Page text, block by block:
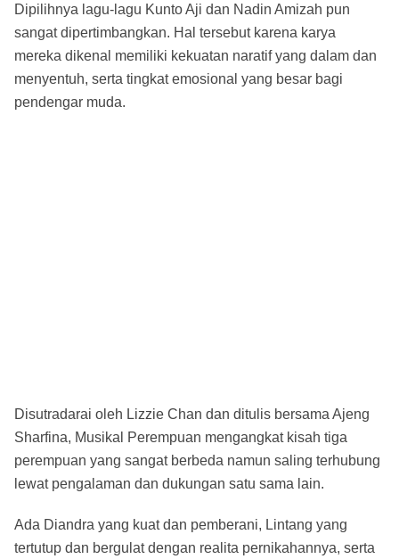
Dipilihnya lagu-lagu Kunto Aji dan Nadin Amizah pun
sangat dipertimbangkan. Hal tersebut karena karya
mereka dikenal memiliki kekuatan naratif yang dalam dan
menyentuh, serta tingkat emosional yang besar bagi
pendengar muda.
Disutradarai oleh Lizzie Chan dan ditulis bersama Ajeng
Sharfina, Musikal Perempuan mengangkat kisah tiga
perempuan yang sangat berbeda namun saling terhubung
lewat pengalaman dan dukungan satu sama lain.
Ada Diandra yang kuat dan pemberani, Lintang yang
tertutup dan bergulat dengan realita pernikahannya, serta